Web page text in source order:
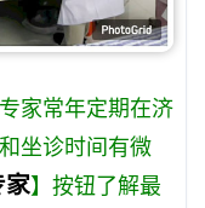
家常年定期在济
坐诊时间有微
家】按钮了解最